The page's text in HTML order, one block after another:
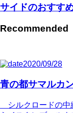
サイドのおすす
Recommended
2020/09/28
青の都サマルカ
シルクロードの中